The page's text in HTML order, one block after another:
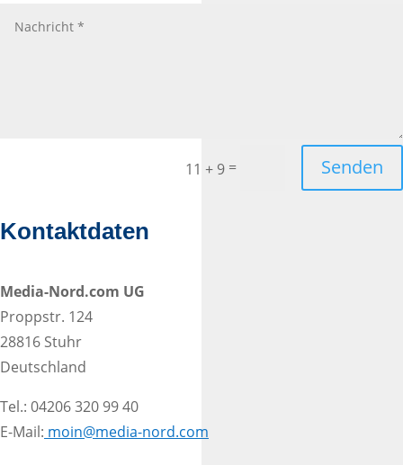
11 + 9 = Senden
Kontaktdaten
Media-Nord.com UG
Proppstr. 124
28816 Stuhr
Deutschland
Tel.: 04206 320 99 40
E-Mail: moin@media-nord.com